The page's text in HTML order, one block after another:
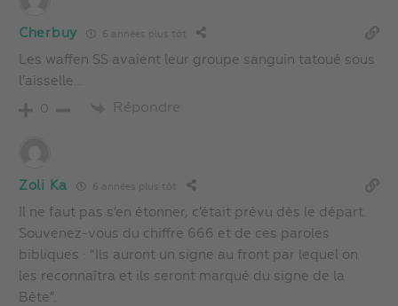
Cherbuy 6 années plus tôt
Les waffen SS avaient leur groupe sanguin tatoué sous
l’aisselle…
0 Répondre
Zoli Ka 6 années plus tôt
Il ne faut pas s’en étonner, c’était prévu dès le départ.
Souvenez-vous du chiffre 666 et de ces paroles
bibliques : “Ils auront un signe au front par lequel on
les reconnaîtra et ils seront marqué du signe de la
Bête”.